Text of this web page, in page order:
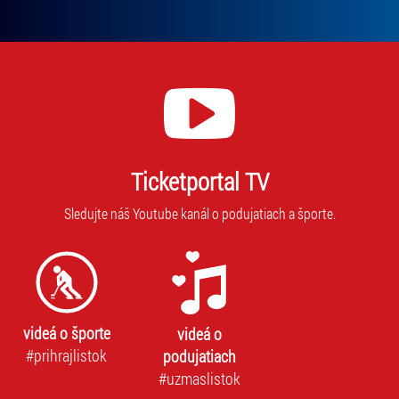
Ticketportal TV
Sledujte náš Youtube kanál o podujatiach a športe.
videá o športe
#prihrajlistok
videá o
podujatiach
#uzmaslistok